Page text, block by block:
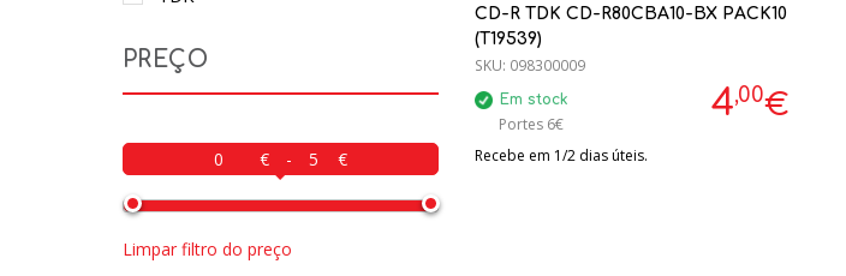
PREÇO
-
Limpar filtro do preço
CD-R TDK CD-R80CBA10-BX PACK10
(T19539)
4,00€
SKU: 098300009
Em stock
Portes 6€
Recebe em 1/2 dias úteis.